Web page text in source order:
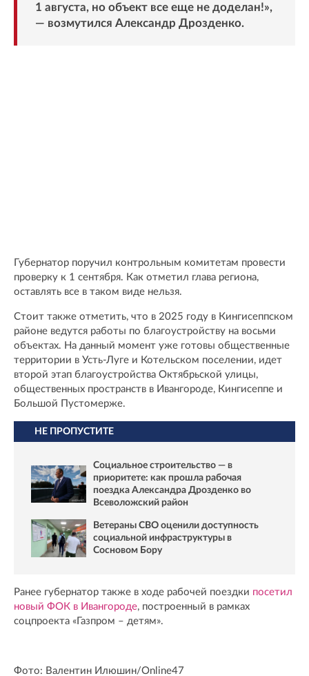
1 августа, но объект все еще не доделан!»,
— возмутился Александр Дрозденко.
Губернатор поручил контрольным комитетам провести
проверку к 1 сентября. Как отметил глава региона,
оставлять все в таком виде нельзя.
Стоит также отметить, что в 2025 году в Кингисеппском
районе ведутся работы по благоустройству на восьми
объектах. На данный момент уже готовы общественные
территории в Усть-Луге и Котельском поселении, идет
второй этап благоустройства Октябрьской улицы,
общественных пространств в Ивангороде, Кингисеппе и
Большой Пустомерже.
НЕ ПРОПУСТИТЕ
Социальное строительство — в
приоритете: как прошла рабочая
поездка Александра Дрозденко во
Всеволожский район
Ветераны СВО оценили доступность
социальной инфраструктуры в
Сосновом Бору
Ранее губернатор также в ходе рабочей поездки посетил
новый ФОК в Ивангороде, построенный в рамках
соцпроекта «Газпром – детям».
Фото: Валентин Илюшин/Online47